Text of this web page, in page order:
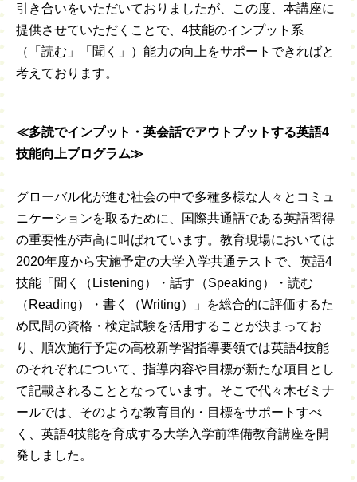
引き合いをいただいておりましたが、この度、本講座に
提供させていただくことで、4技能のインプット系
（「読む」「聞く」）能力の向上をサポートできればと
考えております。
≪多読でインプット・英会話でアウトプットする英語4
技能向上プログラム≫
グローバル化が進む社会の中で多種多様な人々とコミュ
ニケーションを取るために、国際共通語である英語習得
の重要性が声高に叫ばれています。教育現場においては
2020年度から実施予定の大学入学共通テストで、英語4
技能「聞く（Listening）・話す（Speaking）・読む
（Reading）・書く（Writing）」を総合的に評価するた
め民間の資格・検定試験を活用することが決まってお
り、順次施行予定の高校新学習指導要領では英語4技能
のそれぞれについて、指導内容や目標が新たな項目とし
て記載されることとなっています。そこで代々木ゼミナ
ールでは、そのような教育目的・目標をサポートすべ
く、英語4技能を育成する大学入学前準備教育講座を開
発しました。